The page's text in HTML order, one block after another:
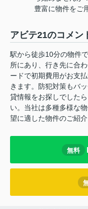
豊富に物件をご
アビテ21のコメン
駅から徒歩10分の物件
所にあり、行き先に合
ードで初期費用がお支
きます。防犯対策もバ
貸情報をお探しでした
い。当社は多種多様な
望に適した物件のご紹介
無料